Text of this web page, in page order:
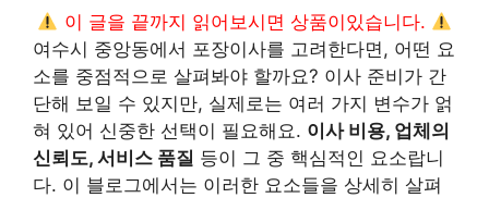
이 글을 끝까지 읽어보시면 상품이있습니다.
여수시 중앙동에서 포장이사를 고려한다면, 어떤 요
소를 중점적으로 살펴봐야 할까요? 이사 준비가 간
단해 보일 수 있지만, 실제로는 여러 가지 변수가 얽
혀 있어 신중한 선택이 필요해요. 이사 비용, 업체의
신뢰도, 서비스 품질 등이 그 중 핵심적인 요소랍니
다. 이 블로그에서는 이러한 요소들을 상세히 살펴